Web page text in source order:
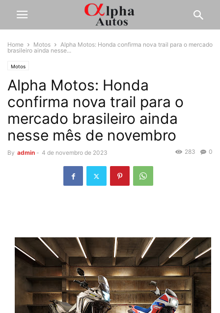
Home Motos
Alpha Motos: Honda confirma nova trail para o mercado
brasileiro ainda nesse...
Motos
Alpha Motos: Honda
confirma nova trail para o
mercado brasileiro ainda
nesse mês de novembro
By admin - 4 de novembro de 2023 0
283